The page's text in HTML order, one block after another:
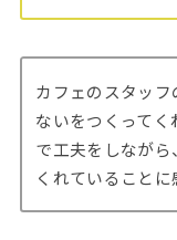
カフェのスタッ
ないをつくって
で工夫をしながら、
くれていることに